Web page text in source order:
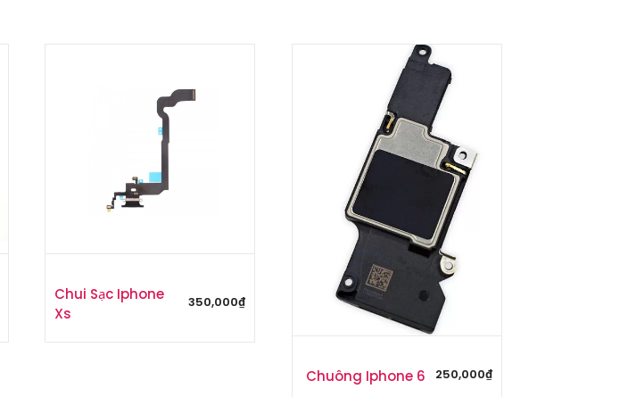
Chui Sạc Iphone
Xs
350,000₫
Chuông Iphone 6 250,000₫